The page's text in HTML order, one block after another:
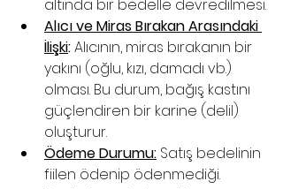
altında bir bedelle devredilmesi.
Alıcı ve Miras Bırakan Arasındaki
İlişki: Alıcının, miras bırakanın bir
yakını (oğlu, kızı, damadı vb.)
olması. Bu durum, bağış kastını
güçlendiren bir karine (delil)
oluşturur.
Ödeme Durumu: Satış bedelinin
fiilen ödenip ödenmediği.